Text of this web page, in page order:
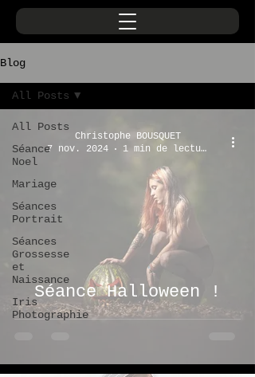
Blog
All Posts
Séance
Noel
Mariage
Séances
Portrait
Séances
Grossesse
et
Naissance
Iris
Photographie
All Posts
Séance Halloween !
Christophe BOUSQUET
7 nov. 2024
1 min de lecture